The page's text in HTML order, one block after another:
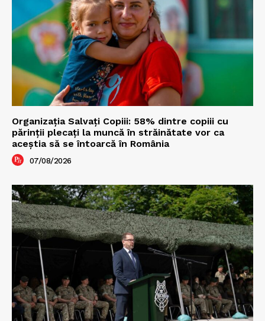
Organizația Salvați Copiii: 58% dintre copiii cu
părinții plecați la muncă în străinătate vor ca
aceștia să se întoarcă în România
07/08/2026